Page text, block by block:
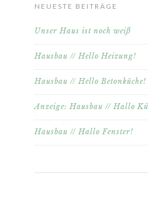
NEUESTE BEITRÄGE
Unser Haus ist noch weiß
Hausbau // Hello Heizung!
Hausbau // Hello Betonküche!
Anzeige: Hausbau // Hallo
Hausbau // Hallo Fenster!